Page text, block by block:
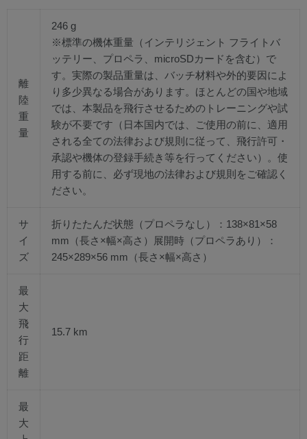
離
陸
重
量
246 g
※‌標準の機体重量（インテリジェント フライトバ
ッテリー、プロペラ、microSDカードを含む）で
す。実際の製品重量は、バッチ材料や外的要因によ
り多少異なる場合があります。ほとんどの国や地域
では、本製品を飛行させるためのトレーニングや試
験が不要です（日本国内では、ご使用の前に、適用
される全ての法律および規則に従って、飛行許可・
承認や機体の登録手続き等を行ってください）。使
用する前に、必ず現地の法律および規則をご確認く
ださい。‌‌‌‌‌
サ
イ
ズ
折りたたんだ状態（プロペラなし）：138×81×58
mm（長さ×幅×高さ）展開時（プロペラあり）：
245×289×56 mm（長さ×幅×高さ）
最
大
飛
行
距
離
15.7 km
最
大